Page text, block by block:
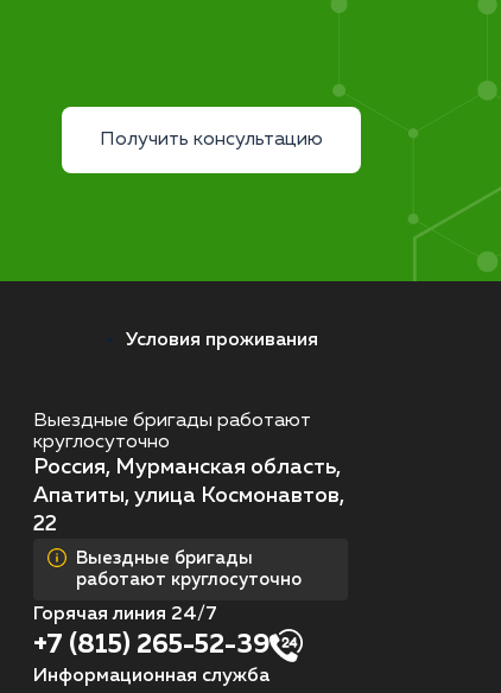
Получить консультацию
Условия проживания
Выездные бригады работают
круглосуточно
Россия, Мурманская область,
Апатиты, улица Космонавтов,
22
Выездные бригады
работают круглосуточно
Горячая линия 24/7
+7 (815) 265-52-39
Информационная служба